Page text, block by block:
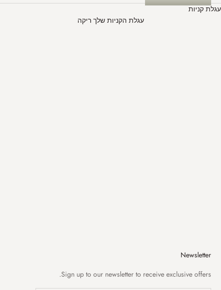
עגלת קניות
עגלת הקניות שלך ריקה
Newsletter
Sign up to our newsletter to receive exclusive offers.